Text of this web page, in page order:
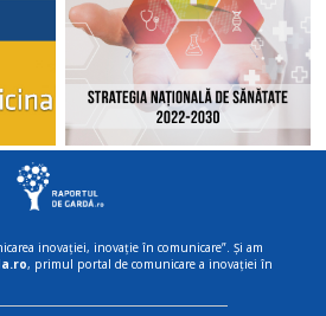
inovației, inovație în comunicare”. Și am
, primul portal de comunicare a inovației în